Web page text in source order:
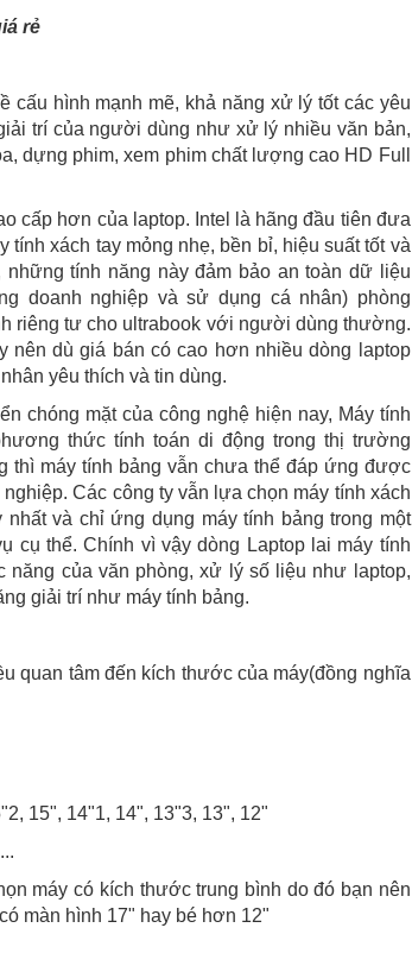
rẻ
cấu hình mạnh mẽ, khả năng xử lý tốt các yêu
trí của người dùng như xử lý nhiều văn bản,
dựng phim, xem phim chất lượng cao HD Full
cấp hơn của laptop. Intel là hãng đầu tiên đưa
tính xách tay mỏng nhẹ, bền bỉ, hiệu suất tốt và
tính năng này đảm bảo an toàn dữ liệu
doanh nghiệp và sử dụng cá nhân) phòng
riêng tư cho ultrabook với người dùng thường.
dù giá bán có cao hơn nhiều dòng laptop
yêu thích và tin dùng.
chóng mặt của công nghệ hiện nay, Máy tính
thức tính toán di động trong thị trường
thì máy tính bảng vẫn chưa thể đáp ứng được
Các công ty vẫn lựa chọn máy tính xách
và chỉ ứng dụng máy tính bảng trong một
cụ thể. Chính vì vậy dòng Laptop lai máy tính
của văn phòng, xử lý số liệu như laptop,
giải trí như máy tính bảng.
quan tâm đến kích thước của máy(đồng nghĩa
15", 14"1, 14", 13"3, 13", 12"
máy có kích thước trung bình do đó bạn nên
màn hình 17" hay bé hơn 12"